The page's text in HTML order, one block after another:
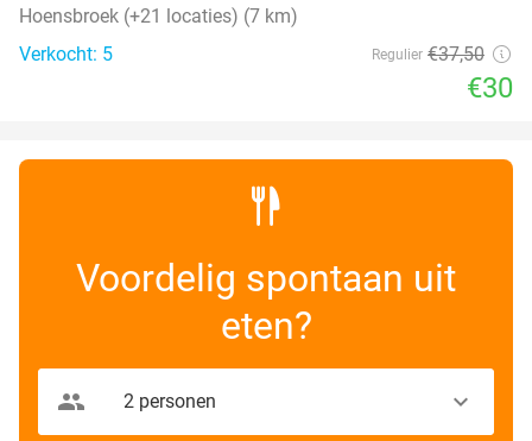
Hoensbroek (+21 locaties) (7 km)
Verkocht: 5
Regulier €37,50
€30
Voordelig spontaan uit
eten?